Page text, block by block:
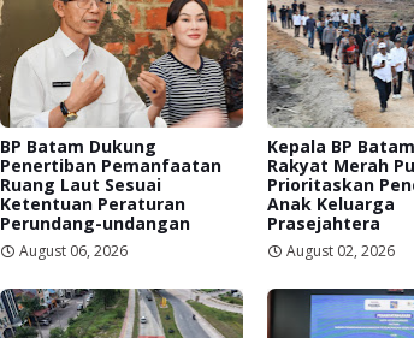
BP Batam Dukung
Penertiban Pemanfaatan
Ruang Laut Sesuai
Ketentuan Peraturan
Perundang-undangan
August 06, 2026
Kepala BP
Rakyat Merah
Prioritaskan
Anak Keluarga
Prasejahtera
August 02, 2026